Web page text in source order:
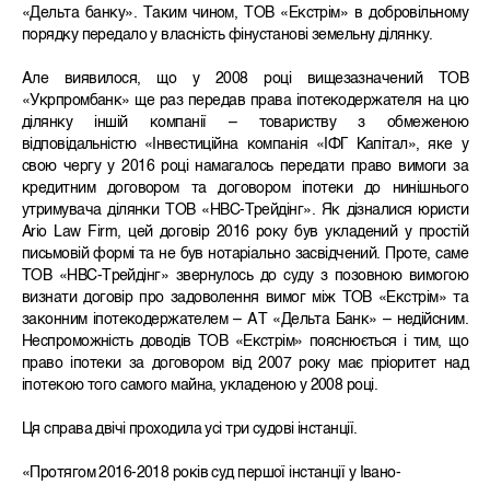
«Дельта банку». Таким чином, ТОВ «Екстрім» в добровільному
порядку передало у власність фінустанові земельну ділянку.
Але виявилося, що у 2008 році вищезазначений ТОВ
«Укрпромбанк» ще раз передав права іпотекодержателя на цю
ділянку іншій компанії – товариству з обмеженою
відповідальністю «Інвестиційна компанія «ІФГ Капітал», яке у
свою чергу у 2016 році намагалось передати право вимоги за
кредитним договором та договором іпотеки до нинішнього
утримувача ділянки ТОВ «НВС-Трейдінг». Як дізналися юристи
Ario Law Firm, цей договір 2016 року був укладений у простій
письмовій формі та не був нотаріально засвідчений. Проте, саме
ТОВ «НВС-Трейдінг» звернулось до суду з позовною вимогою
визнати договір про задоволення вимог між ТОВ «Екстрім» та
законним іпотекодержателем – АТ «Дельта Банк» – недійсним.
Неспроможність доводів ТОВ «Екстрім» пояснюється і тим, що
право іпотеки за договором від 2007 року має пріоритет над
іпотекою того самого майна, укладеною у 2008 році.
Ця справа двічі проходила усі три судові інстанції.
«Протягом 2016-2018 років суд першої інстанції у Івано-